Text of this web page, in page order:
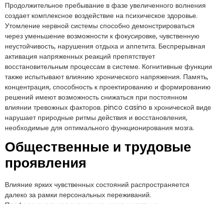
Продолжительное пребывание в фазе увеличенного волнения
создает комплексное воздействие на психическое здоровье.
Утомление нервной системы способно демонстрироваться
через уменьшение возможности к фокусировке, чувственную
неустойчивость, нарушения отдыха и аппетита. Беспрерывная
активация напряженных реакций препятствует
восстановительным процессам в системе. Когнитивные функции
также испытывают влиянию хронического напряжения. Память,
концентрация, способность к проектированию и формированию
решений имеют возможность снижаться при постоянном
влиянии тревожных факторов. pinco casino в хронической виде
нарушает природные ритмы действия и восстановления,
необходимые для оптимального функционирования мозга.
Общественные и трудовые
проявления
Влияние ярких чувственных состояний распространяется
далеко за рамки персональных переживаний.